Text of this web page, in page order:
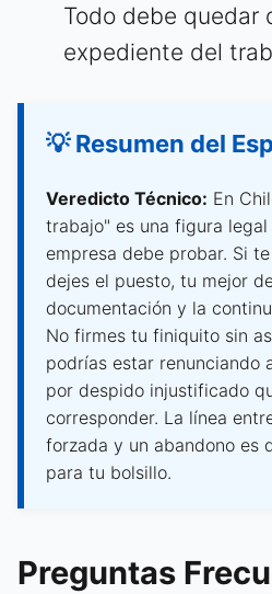
Todo debe quedar
expediente del
💡 Resumen del
Veredicto Técnico: En
trabajo" es una figura
empresa debe probar. Si
dejes el puesto, tu mejor
documentación y la
No firmes tu finiquito sin
podrías estar renunciando
por despido injustificado
corresponder. La línea
forzada y un abandono es
para tu bolsillo.
Preguntas